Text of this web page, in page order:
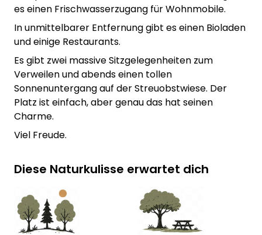
es einen Frischwasserzugang für Wohnmobile.
In unmittelbarer Entfernung gibt es einen Bioladen
und einige Restaurants.
Es gibt zwei massive Sitzgelegenheiten zum
Verweilen und abends einen tollen
Sonnenuntergang auf der Streuobstwiese. Der
Platz ist einfach, aber genau das hat seinen
Charme.
Viel Freude.
Diese Naturkulisse erwartet dich